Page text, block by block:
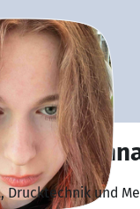
Drucktechnik und